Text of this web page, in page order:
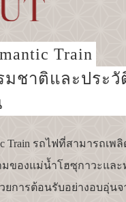
ใกล้เคียงทั้งหมด
Train
มชาติและประวั
Train รถไฟที่สามารถเพ
ของแม่น้ำโฮซุกาวะแล
ยการต้อนรับอย่างอบอุ่น